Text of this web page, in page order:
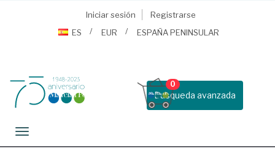
Iniciar sesión
Registrarse
ES
EUR ESPAÑA PENINSULAR
Busqueda avanzada
0
Toggle navigation